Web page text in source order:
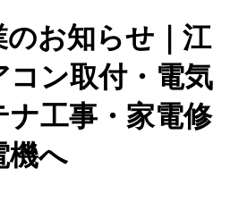
お知らせ｜江
コン取付・電気
工事・家電修
機へ